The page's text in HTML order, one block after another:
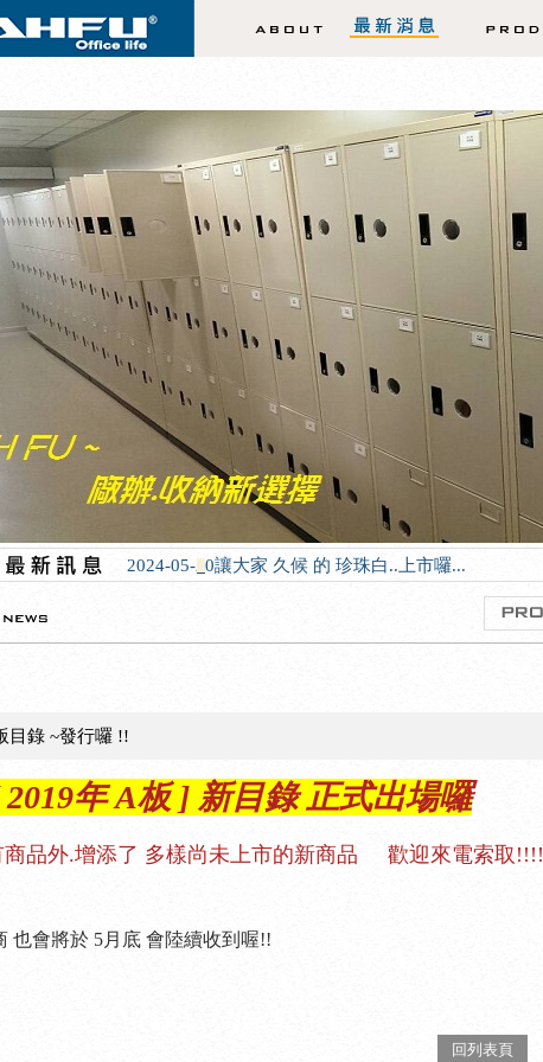
2024-05-20讓大家 久候 的 珍珠白..上市囉...
目錄 ~發行囉 !!
2019年 A板 ] 新目錄 正式出場囉
商品外.增添了 多樣尚未上市的新商品 歡迎來電索取!!!!
也會將於 5月底 會陸續收到喔!!
回列表頁